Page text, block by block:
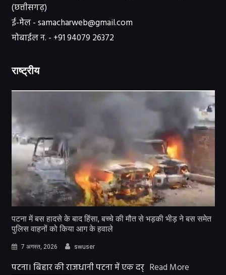
(छत्तीसगढ़)
ई-मेल - samacharweb@gmail.com
मोबाईल न. - +91 94079 26372
राष्ट्रीय
पटना में बस हादसे के बाद हिंसा, बच्चे की मौत से भड़की भीड़ ने बस समेत
पुलिस वाहनों को किया आग के हवाले
7 अगस्त, 2026 swuser
पटना। बिहार की राजधानी पटना में एक दर् Read More